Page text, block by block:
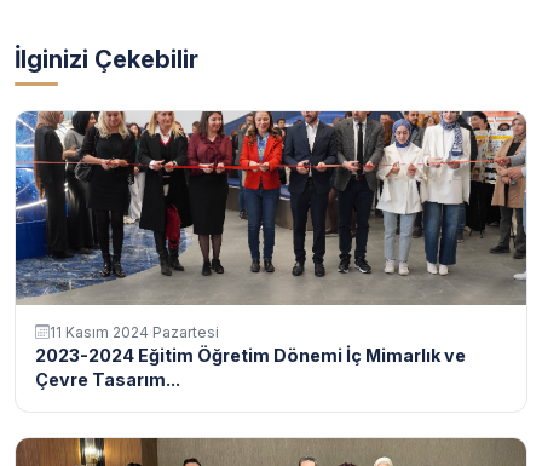
İlginizi Çekebilir
11 Kasım 2024 Pazartesi
2023-2024 Eğitim Öğretim Dönemi İç Mimarlık ve
Çevre Tasarım...